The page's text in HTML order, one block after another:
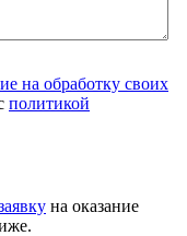
на обработку своих
политикой
на оказание